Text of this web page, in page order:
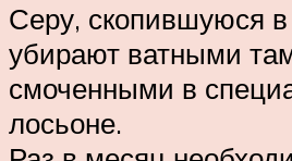
Серу, скопившуюся
убирают ватными
смоченными в
лосьоне.